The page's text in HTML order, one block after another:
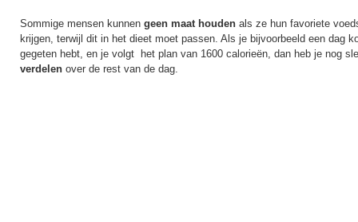
Sommige mensen kunnen geen maat houden als ze hun favoriete
krijgen, terwijl dit in het dieet moet passen. Als je bijvoorbeeld een dag
gegeten hebt, en je volgt het plan van 1600 calorieën, dan heb je nog
verdelen over de rest van de dag.